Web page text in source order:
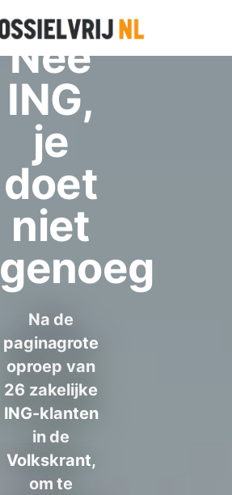
Nee
ING,
je
doet
niet
genoeg
Na de
paginagrote
oproep van
26 zakelijke
ING-klanten
in de
Volkskrant,
om te